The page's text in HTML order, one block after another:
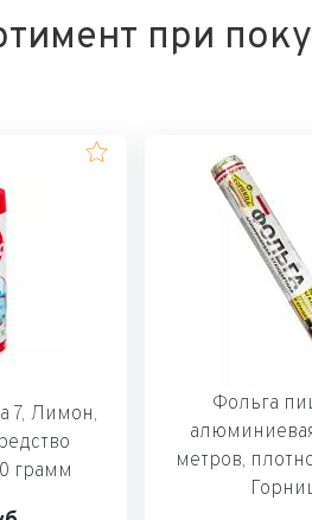
при
7, Лимон,
грамм
Фольга
метров,